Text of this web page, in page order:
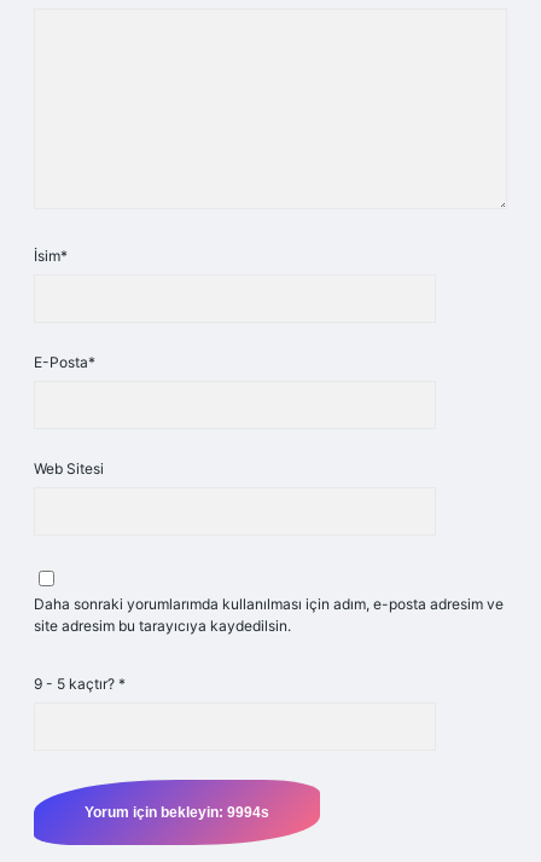
İsim*
E-Posta*
Web Sitesi
Daha sonraki yorumlarımda kullanılması için adım, e-posta adresim ve
site adresim bu tarayıcıya kaydedilsin.
9 - 5 kaçtır? *